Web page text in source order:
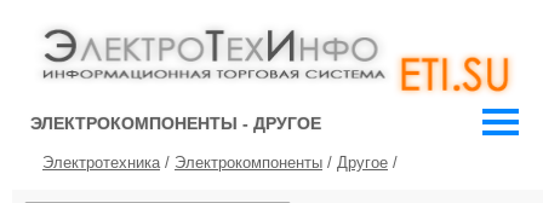
ЭЛЕКТРОКОМПОНЕНТЫ - ДРУГОЕ
Электротехника/ Электрокомпоненты / Другое /